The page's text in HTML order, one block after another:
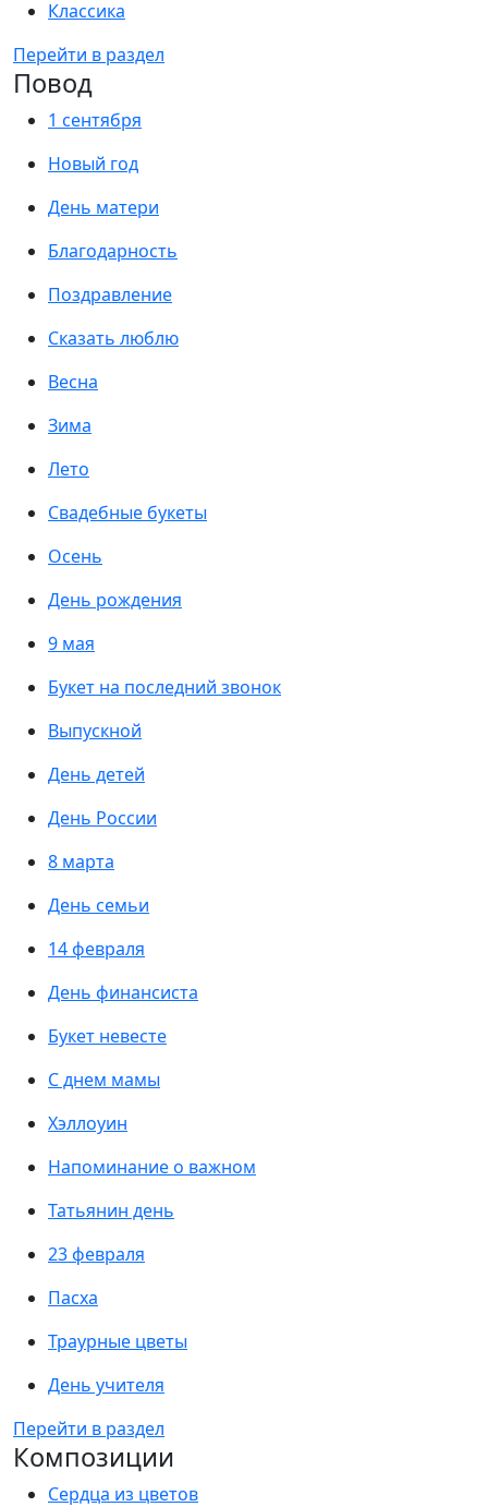
Классика
Перейти в раздел
Повод
1 сентября
Новый год
День матери
Благодарность
Поздравление
Сказать люблю
Весна
Зима
Лето
Свадебные букеты
Осень
День рождения
9 мая
Букет на последний звонок
Выпускной
День детей
День России
8 марта
День семьи
14 февраля
День финансиста
Букет невесте
С днем мамы
Хэллоуин
Напоминание о важном
Татьянин день
23 февраля
Пасха
Траурные цветы
День учителя
Перейти в раздел
Композиции
Сердца из цветов